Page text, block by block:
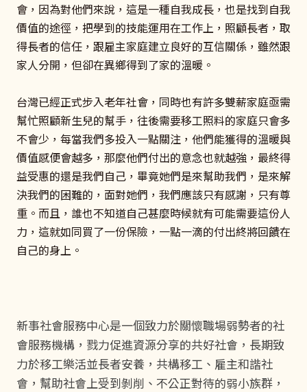
會，因為對他們來說，這是一種自我成長，也是找到自我
價值的途徑，把學到的技能運用在工作上，照顧長者，取
得長者的信任，跟雇主家庭建立良好的互信關係，雖然跟
家人分開，但卻在異鄉得到了家的溫暖。
台灣已經正式步入老年社會，同時也有許多雙薪家庭亟需
幫忙照顧新生兒的幫手，往後需要移工照料的家庭只會多
不會少，每當我們多投入一點關注，他們能獲得的溫暖與
價值感便會越多，那麼他們付出的意念也就越強，最終得
益受惠的還是我們自己，畢竟她們是來幫助我們，是來解
決我們的困難的，面對她們，我們應該只有感謝，只有尊
重。而且，誰也不知道自己甚麼時候就有可能需要這份人
力，這就如同買了一份保險，一點一滴的付出終將回饋在
自己的身上。
新事社會服務中心是一個致力於關懷職場弱勢者的社
會服務機構，戮力促進資源分享的共好社會，長期致
力於移工樂活並長者安養，共構移工、雇主和諧社
會，幫助社會上受到剝削、不公正對待的弱小族群，